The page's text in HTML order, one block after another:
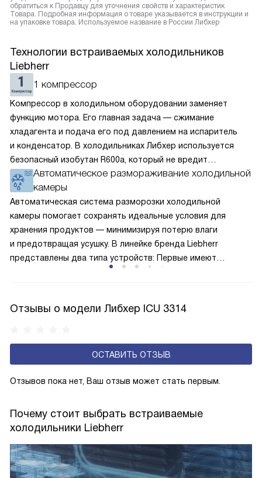
обратиться к Продавцу для уточнения свойств и характеристик
Товара. Подробная информация о товаре указывается в инструкции и
на упаковке товара. Используемое название в России Либхер
Технологии встраиваемых холодильников
Liebherr
1 компрессор
Компрессор в холодильном оборудовании заменяет
функцию мотора. Его главная задача — сжимание
хладагента и подача его под давлением на испаритель
и конденсатор. В холодильниках Либхер используется
безопасный изобутан R600a, который не вредит
окружающей среде. Компрессор перегоняет его
по охладительному контуру по принципу насоса. Чем
лучше работает «мотор» прибора, тем качественнее
и быстрее происходит охлаждение, затрачивается
меньше электроэнергии.
Автоматическое размораживание холодильной
камеры
Автоматическая система разморозки холодильной
камеры помогает сохранять идеальные условия для
хранения продуктов — минимизируя потерю влаги
и предотвращая усушку. В линейке бренда Liebherr
представлены два типа устройств: Первые имеют
с панелью, выполняющей функцию «сухой стенки». Такие
эксплуатацию и чаще всего оснащены нулевой зоной
свежести BioFresh 0°C. Они встречаются в сериях Plus,
Отзывы о модели Либхер ICU 3314
ОСТАВИТЬ ОТЗЫВ
Отзывов пока нет, Ваш отзыв может стать первым.
Почему стоит выбрать встраиваемые
холодильники Liebherr